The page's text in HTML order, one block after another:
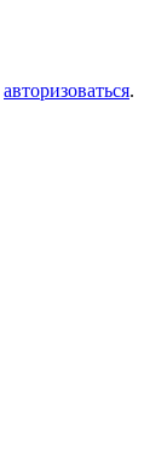
авторизоваться.